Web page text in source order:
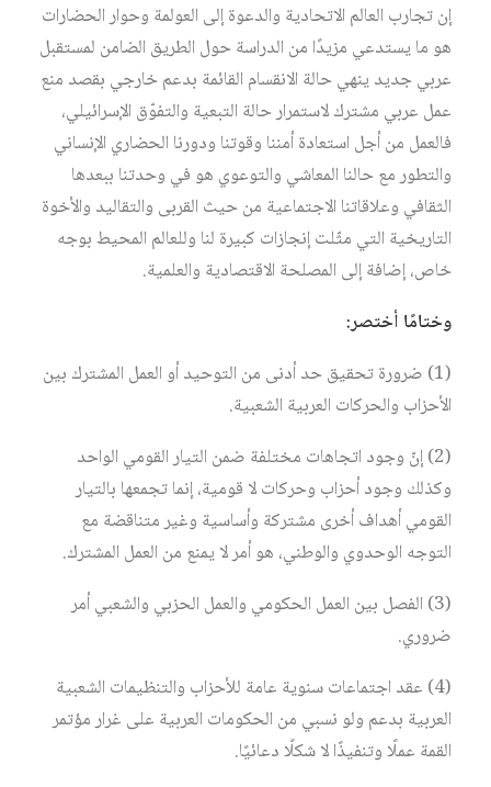
إن تجارب العالم الاتحادية والدعوة إلى العولمة وحوار الحضارات
هو ما يستدعي مزيدًا من الدراسة حول الطريق الضامن لمستقبل
عربي جديد ينهي حالة الانقسام القائمة بدعم خارجي بقصد منع
عمل عربي مشترك لاستمرار حالة التبعية والتفوّق الإسرائيلي،
فالعمل من أجل استعادة أمننا وقوتنا ودورنا الحضاري الإنساني
والتطور مع حالنا المعاشي والتوعوي هو في وحدتنا ببعدها
الثقافي وعلاقاتنا الاجتماعية من حيث القربى والتقاليد والأخوة
التاريخية التي مثّلت إنجازات كبيرة لنا وللعالم المحيط بوجه
خاص، إضافة إلى المصلحة الاقتصادية والعلمية.
وختامًا أختصر:
(1) ضرورة تحقيق حد أدنى من التوحيد أو العمل المشترك بين
الأحزاب والحركات العربية الشعبية.
(2) إنّ وجود اتجاهات مختلفة ضمن التيار القومي الواحد
وكذلك وجود أحزاب وحركات لا قومية، إنما تجمعها بالتيار
القومي أهداف أخرى مشتركة وأساسية وغير متناقضة مع
التوجه الوحدوي والوطني، هو أمر لا يمنع من العمل المشترك.
(3) الفصل بين العمل الحكومي والعمل الحزبي والشعبي أمر
ضروري.
(4) عقد اجتماعات سنوية عامة للأحزاب والتنظيمات الشعبية
العربية بدعم ولو نسبي من الحكومات العربية على غرار مؤتمر
القمة عملًا وتنفيذًا لا شكلًا دعائيًا.